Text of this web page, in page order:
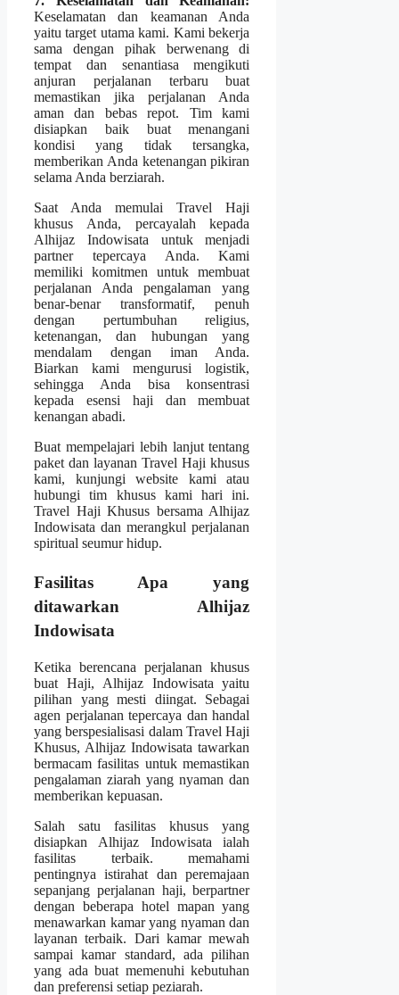
Keselamatan dan keamanan Anda
yaitu target utama kami. Kami bekerja
sama dengan pihak berwenang di
tempat dan senantiasa mengikuti
anjuran perjalanan terbaru buat
memastikan jika perjalanan Anda
aman dan bebas repot. Tim kami
disiapkan baik buat menangani
kondisi yang tidak tersangka,
memberikan Anda ketenangan pikiran
selama Anda berziarah.
Saat Anda memulai Travel Haji
khusus Anda, percayalah kepada
Alhijaz Indowisata untuk menjadi
partner tepercaya Anda. Kami
memiliki komitmen untuk membuat
perjalanan Anda pengalaman yang
benar-benar transformatif, penuh
dengan pertumbuhan religius,
ketenangan, dan hubungan yang
mendalam dengan iman Anda.
Biarkan kami mengurusi logistik,
sehingga Anda bisa konsentrasi
kepada esensi haji dan membuat
kenangan abadi.
Buat mempelajari lebih lanjut tentang
paket dan layanan Travel Haji khusus
kami, kunjungi website kami atau
hubungi tim khusus kami hari ini.
Travel Haji Khusus bersama Alhijaz
Indowisata dan merangkul perjalanan
spiritual seumur hidup.
Fasilitas Apa yang
ditawarkan Alhijaz
Indowisata
Ketika berencana perjalanan khusus
buat Haji, Alhijaz Indowisata yaitu
pilihan yang mesti diingat. Sebagai
agen perjalanan tepercaya dan handal
yang berspesialisasi dalam Travel Haji
Khusus, Alhijaz Indowisata tawarkan
bermacam fasilitas untuk memastikan
pengalaman ziarah yang nyaman dan
memberikan kepuasan.
Salah satu fasilitas khusus yang
disiapkan Alhijaz Indowisata ialah
fasilitas terbaik. memahami
pentingnya istirahat dan peremajaan
sepanjang perjalanan haji, berpartner
dengan beberapa hotel mapan yang
menawarkan kamar yang nyaman dan
layanan terbaik. Dari kamar mewah
sampai kamar standard, ada pilihan
yang ada buat memenuhi kebutuhan
dan preferensi setiap peziarah.